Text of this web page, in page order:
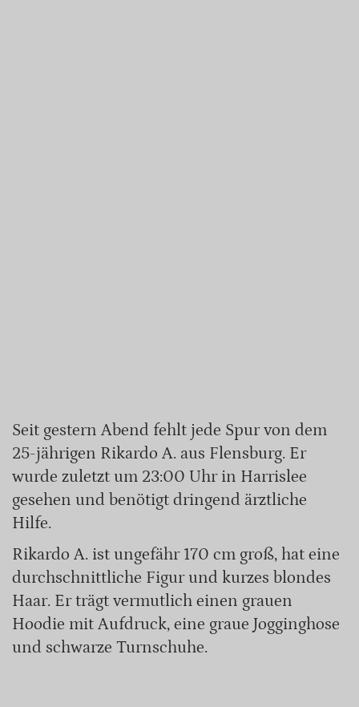
Seit gestern Abend fehlt jede Spur von dem
25-jährigen Rikardo A. aus Flensburg. Er
wurde zuletzt um 23:00 Uhr in Harrislee
gesehen und benötigt dringend ärztliche
Hilfe.
Rikardo A. ist ungefähr 170 cm groß, hat eine
durchschnittliche Figur und kurzes blondes
Haar. Er trägt vermutlich einen grauen
Hoodie mit Aufdruck, eine graue Jogginghose
und schwarze Turnschuhe.